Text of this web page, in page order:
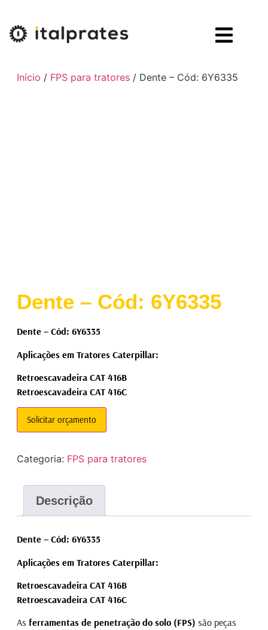
Início / FPS para tratores/ Dente – Cód: 6Y6335
Dente – Cód: 6Y6335
Dente – Cód: 6Y6335
Aplicações em Tratores Caterpillar:
Retroescavadeira CAT 416B
Retroescavadeira CAT 416C
Solicitar orçamento
Categoria: FPS para tratores
Descrição
Dente – Cód: 6Y6335
Aplicações em Tratores Caterpillar:
Retroescavadeira CAT 416B
Retroescavadeira CAT 416C
As ferramentas de penetração do solo (FPS) são peças